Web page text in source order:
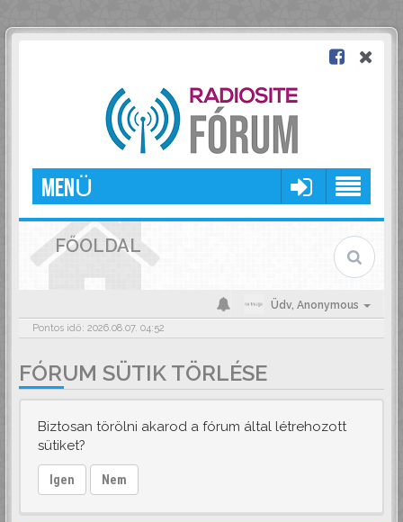
MENÜ
FŐOLDAL
Üdv, Anonymous
Pontos idő: 2026.08.07. 04:52
FÓRUM SÜTIK TÖRLÉSE
Biztosan törölni akarod a fórum által létrehozott
sütiket?
Igen Nem